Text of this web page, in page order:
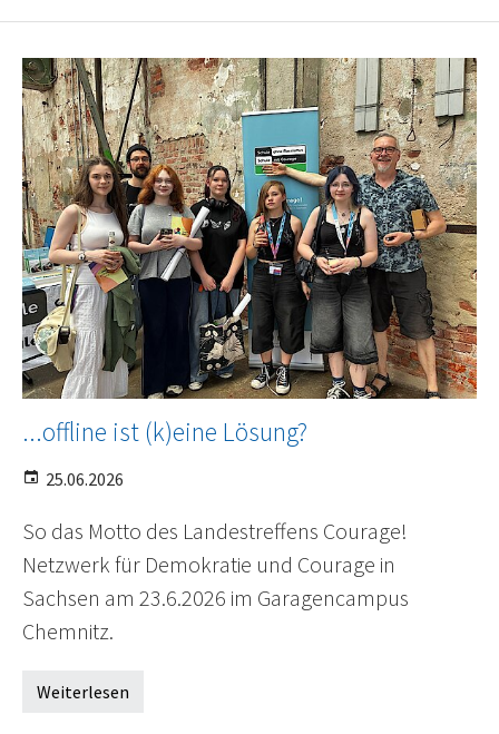
...offline ist (k)eine Lösung?
25.06.2026
So das Motto des Landestreffens Courage!
Netzwerk für Demokratie und Courage in
Sachsen am 23.6.2026 im Garagencampus
Chemnitz.
Weiterlesen